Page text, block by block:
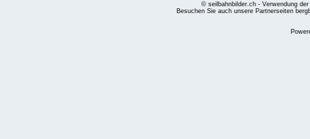
© seilbahnbilder.ch - Verwendung
Besuchen Sie auch unsere Partnerseiten